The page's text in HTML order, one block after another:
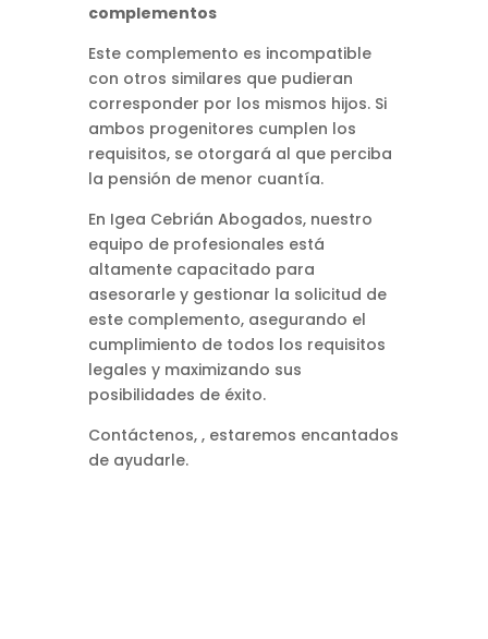
complementos
Este complemento es incompatible
con otros similares que pudieran
corresponder por los mismos hijos. Si
ambos progenitores cumplen los
requisitos, se otorgará al que perciba
la pensión de menor cuantía.
En Igea Cebrián Abogados, nuestro
equipo de profesionales está
altamente capacitado para
asesorarle y gestionar la solicitud de
este complemento, asegurando el
cumplimiento de todos los requisitos
legales y maximizando sus
posibilidades de éxito.
Contáctenos, , estaremos encantados
de ayudarle.